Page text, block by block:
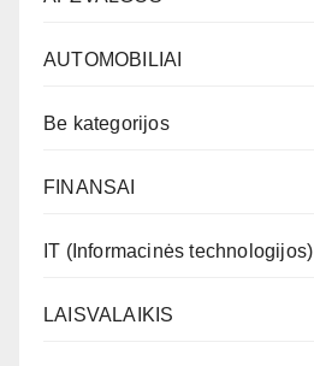
AUTOMOBILIAI
Be kategorijos
FINANSAI
IT (Informacinės technologijos)
LAISVALAIKIS